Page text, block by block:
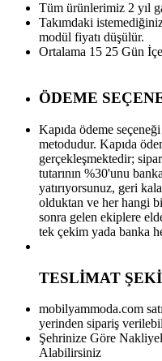
Tüm ürünlerimiz 2 yıl
Takımdaki
modül fiyatı düşülür.
Ortalama 15 25 Gün
ÖDEME
Kapıda ödeme
metodudur. Kapıda
gerçekleşmektedir;
tutarının %30'unu
yatırıyorsunuz, geri
olduktan ve her hangi
sonra gelen ekiplere
tek çekim yada banka
TESLİMAT
mobilyammoda.com
yerinden sipariş
Şehrinize Göre
Alabilirsiniz